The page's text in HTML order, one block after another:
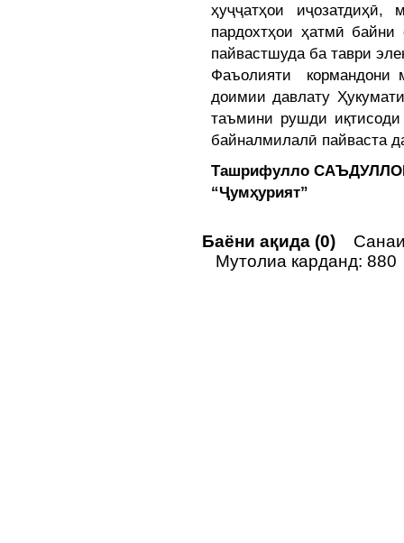
ҳуҷҷатҳои иҷозатдиҳӣ,
пардохтҳои ҳатмӣ байни
пайвастшуда ба таври
Фаъолияти кормандони
доимии давлату
таъмини рушди
байналмилалӣ пайваста
Ташрифулло
“Ҷумҳурият”
Баёни ақида (0)
Мутолиа карданд: 880